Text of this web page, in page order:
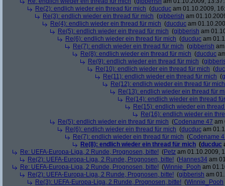
Re(2): endlich wieder ein thread für mich (ducduc am 01.10.2009,
Re(3): endlich wieder ein thread für mich (gibberish am
Re(4): endlich wieder ein thread für mich (ducduc am
Re(5): endlich wieder ein thread für mich (gibberish am
Re(6): endlich wieder ein thread für mich (ducduc am
Re(7): endlich wieder ein thread für mich (gibberish
Re(8): endlich wieder ein thread für mich (ducduc
Re(9): endlich wieder ein thread für mich (
Re(10): endlich wieder ein thread für mich (
Re(11): endlich wieder ein thread für mich (
Re(12): endlich wieder ein thread für mich
Re(13): endlich wieder ein thread für
Re(14): endlich wieder ein thread
Re(15): endlich wieder ein
Re(16): endlich wieder ein
Re(5): endlich wieder ein thread für mich (Codename 47 am
Re(6): endlich wieder ein thread für mich (ducduc am
Re(7): endlich wieder ein thread für mich (Codename
Re(8): endlich wieder ein thread für mich (ducduc
Re: UEFA-Europa-Liga, 2 Runde, Prognosen, bitte! (Petz am 01.10.2009,
Re(2): UEFA-Europa-Liga, 2 Runde, Prognosen, bitte! (Hannes34 am
Re: UEFA-Europa-Liga, 2 Runde, Prognosen, bitte! (Winnie_Pooh am
Re(2): UEFA-Europa-Liga, 2 Runde, Prognosen, bitte! (gibberish am
Re(3): UEFA-Europa-Liga, 2 Runde, Prognosen, bitte! (Winnie_Pooh